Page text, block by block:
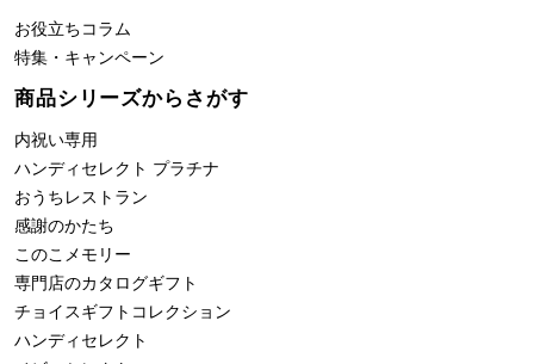
お役立ちコラム
特集・キャンペーン
商品シリーズからさがす
内祝い専用
ハンディセレクト プラチナ
おうちレストラン
感謝のかたち
このこメモリー
専門店のカタログギフト
チョイスギフトコレクション
ハンディセレクト